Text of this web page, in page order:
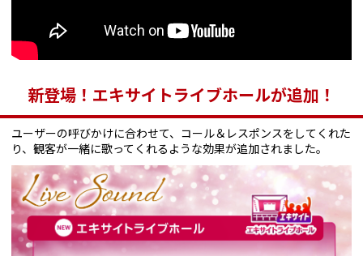
新登場！エキサイトライブホールが追加！
ユーザーの呼びかけに合わせて、コール＆レスポンスをしてくれた
り、観客が一緒に歌ってくれるような効果が追加されました。